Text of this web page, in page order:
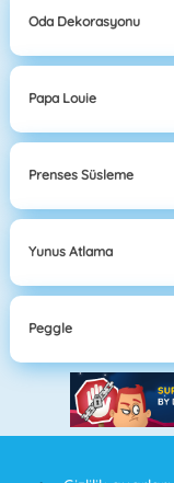
Oda Dekorasyonu
Papa Louie
Prenses Süsleme
Yunus Atlama
Peggle